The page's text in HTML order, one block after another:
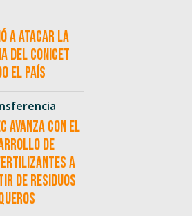
a atacar la
CONICET
el país
avanza con el
de
a
de residuos